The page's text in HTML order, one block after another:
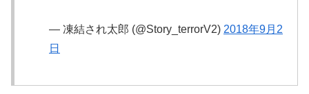
— 凍結され太郎 (@Story_terrorV2) 2018年9月2
日